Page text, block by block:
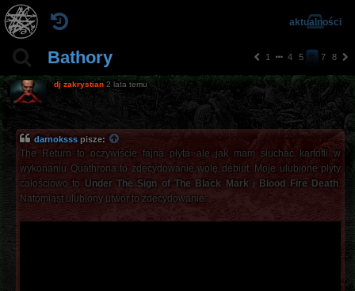
Bathory
o
pr
z
d
1 4 5 6 7
8
a
st
p
aktualności
dj zakrystian 2 lata temu
darnoksss pisze:
The Return to oczywiście fajna płyta ale jak mam słuchać kartofli w
wykonaniu Quathrona to zdecydowanie wolę debiut. Moje ulubione płyty
całościowo to Under The Sign of The Black Mark i Blood Fire Death.
Natomiast ulubiony utwór to zdecydowanie: